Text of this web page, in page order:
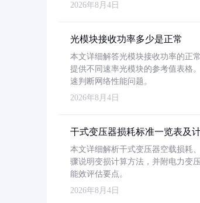
2026年8月4日
光模块接收功率多少是正常
本文详细解答光模块接收功率的正
提供不同速率光模块的参考值表格
速判断网络性能问题。
2026年8月4日
干式变压器损耗标准一览表及
本文详细解析干式变压器空载损耗
骤说明变损计算方法，并附电力变
能效评估要点。
2026年8月4日